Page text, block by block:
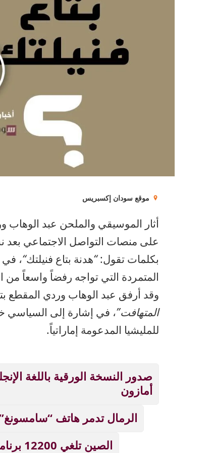
موقع سودان إكسبريس
أثار الموسيقي والملحن عبد الوهاب
على منصات التواصل الاجتماعي بعد
بكلمات تقول:“هدنة بتاع فنيلتك“، في
المتمردة التي تواجه رفضاً واسعاً من
وقد أرفق عبد الوهاب وردي المقطع
المتهافت”، في إشارة إلى السياسي
للمليشيا المدعومة إماراتياً.
صدور النسخة الورقية باللغة
أمازون
الرمال تدمر هاتف
الصين تلغي 12200 برنامجًا جامعيًا بسبب الذكاء الاصطناعي!